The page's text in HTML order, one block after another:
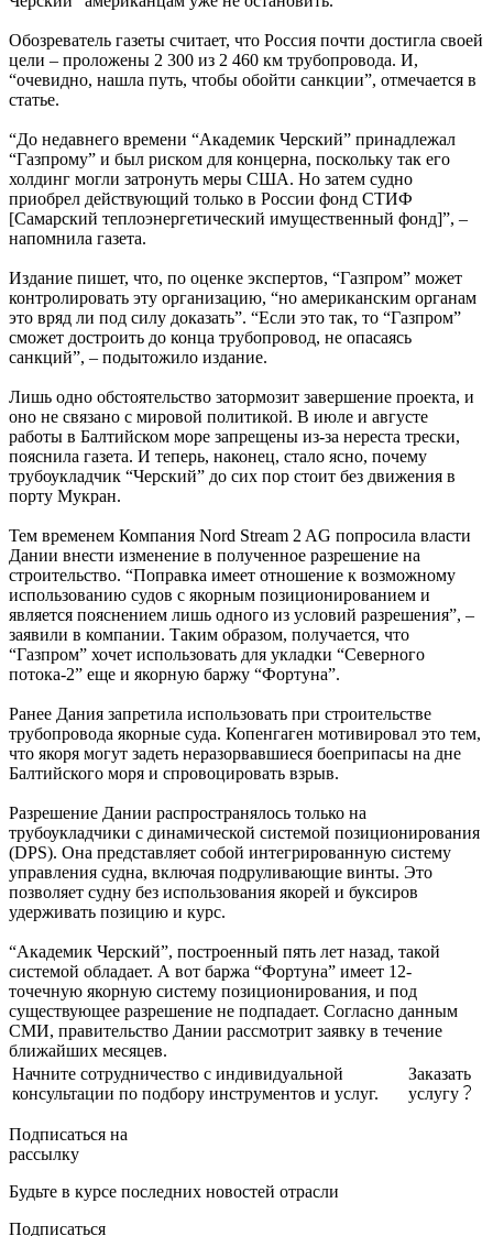
Обозреватель газеты считает, что Россия почти достигла своей
цели – проложены 2 300 из 2 460 км трубопровода. И,
“очевидно, нашла путь, чтобы обойти санкции”, отмечается в
статье.
“До недавнего времени “Академик Черский” принадлежал
“Газпрому” и был риском для концерна, поскольку так его
холдинг могли затронуть меры США. Но затем судно
приобрел действующий только в России фонд СТИФ
[Самарский теплоэнергетический имущественный фонд]”, –
напомнила газета.
Издание пишет, что, по оценке экспертов, “Газпром” может
контролировать эту организацию, “но американским органам
это вряд ли под силу доказать”. “Если это так, то “Газпром”
сможет достроить до конца трубопровод, не опасаясь
санкций”, – подытожило издание.
Лишь одно обстоятельство затормозит завершение проекта, и
оно не связано с мировой политикой. В июле и августе
работы в Балтийском море запрещены из-за нереста трески,
пояснила газета. И теперь, наконец, стало ясно, почему
трубоукладчик “Черский” до сих пор стоит без движения в
порту Мукран.
Тем временем Компания Nord Stream 2 AG попросила власти
Дании внести изменение в полученное разрешение на
строительство. “Поправка имеет отношение к возможному
использованию судов с якорным позиционированием и
является пояснением лишь одного из условий разрешения”, –
заявили в компании. Таким образом, получается, что
“Газпром” хочет использовать для укладки “Северного
потока-2” еще и якорную баржу “Фортуна”.
Ранее Дания запретила использовать при строительстве
трубопровода якорные суда. Копенгаген мотивировал это тем,
что якоря могут задеть неразорвавшиеся боеприпасы на дне
Балтийского моря и спровоцировать взрыв.
Разрешение Дании распространялось только на
трубоукладчики с динамической системой позиционирования
(DPS). Она представляет собой интегрированную систему
управления судна, включая подруливающие винты. Это
позволяет судну без использования якорей и буксиров
удерживать позицию и курс.
“Академик Черский”, построенный пять лет назад, такой
системой обладает. А вот баржа “Фортуна” имеет 12-
точечную якорную систему позиционирования, и под
существующее разрешение не подпадает. Согласно данным
СМИ, правительство Дании рассмотрит заявку в течение
ближайших месяцев.
Начните сотрудничество с индивидуальной
консультации по подбору инструментов и услуг.
Заказать
услугу
Подписаться на
рассылку
Будьте в курсе последних новостей отрасли
Подписаться